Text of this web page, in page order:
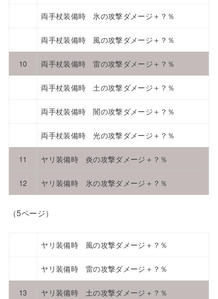
両手杖装備時 氷の攻撃ダメージ＋？％
両手杖装備時 風の攻撃ダメージ＋？％
10 両手杖装備時 雷の攻撃ダメージ＋？％
両手杖装備時 土の攻撃ダメージ＋？％
両手杖装備時 闇の攻撃ダメージ＋？％
両手杖装備時 光の攻撃ダメージ＋？％
11 ヤリ装備時 炎の攻撃ダメージ＋？％
12 ヤリ装備時 氷の攻撃ダメージ＋？％
（5ページ）
ヤリ装備時 風の攻撃ダメージ＋？％
ヤリ装備時 雷の攻撃ダメージ＋？％
13 ヤリ装備時 土の攻撃ダメージ＋？％